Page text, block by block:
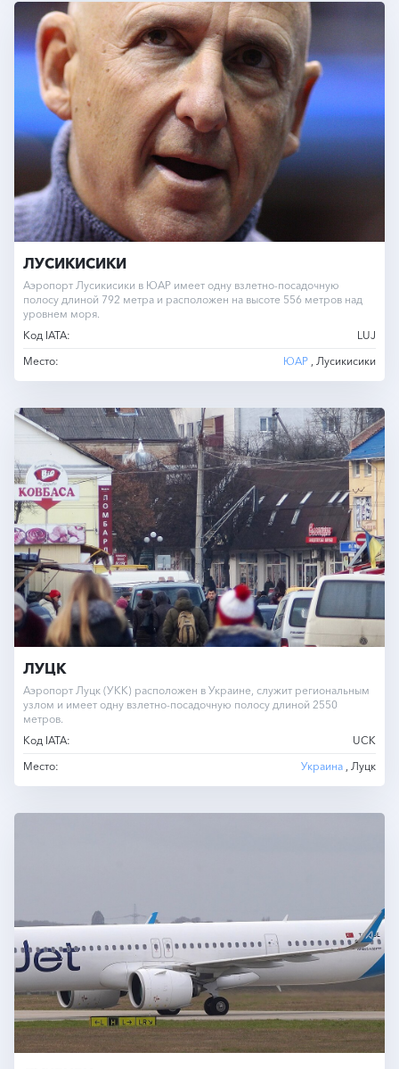
ЛУСИКИСИКИ
Аэропорт Лусикисики в ЮАР имеет одну взлетно-посадочную
полосу длиной 792 метра и расположен на высоте 556 метров над
уровнем моря.
Код IATA:
LUJ
Место:
ЮАР , Лусикисики
ЛУЦК
Аэропорт Луцк (УКК) расположен в Украине, служит региональным
узлом и имеет одну взлетно-посадочную полосу длиной 2550
метров.
Код IATA:
UCK
Место:
Украина , Луцк